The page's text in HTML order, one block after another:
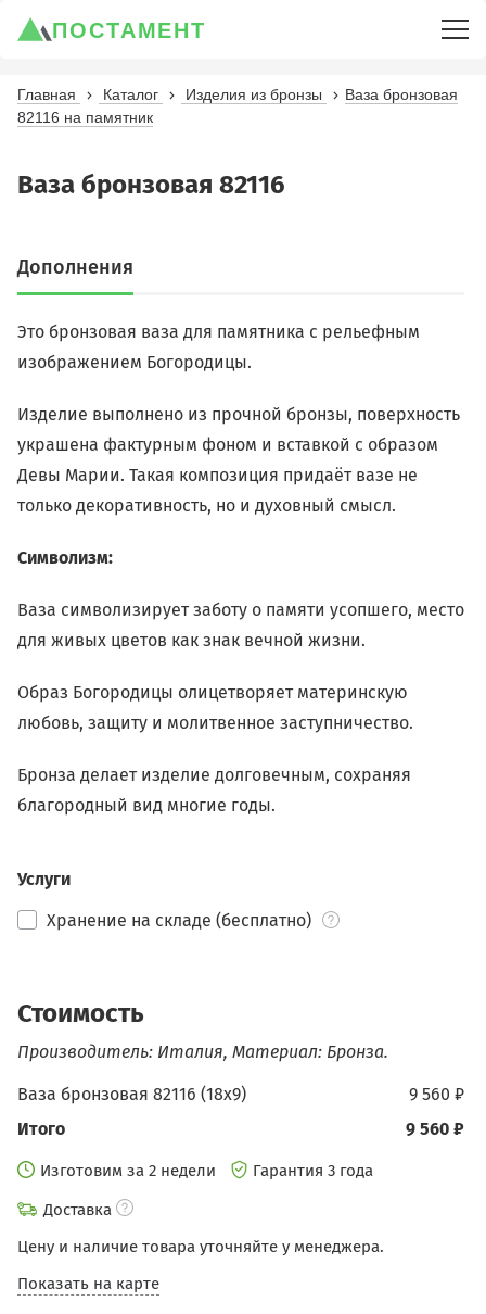
ПОСТАМЕНТ
Главная Каталог Изделия из бронзы
Ваза бронзовая
82116 на памятник
Ваза бронзовая 82116
Дополнения
Это бронзовая ваза для памятника с рельефным
изображением Богородицы.
Изделие выполнено из прочной бронзы, поверхность
украшена фактурным фоном и вставкой с образом
Девы Марии. Такая композиция придаёт вазе не
только декоративность, но и духовный смысл.
Символизм:
Ваза символизирует заботу о памяти усопшего, место
для живых цветов как знак вечной жизни.
Образ Богородицы олицетворяет материнскую
любовь, защиту и молитвенное заступничество.
Бронза делает изделие долговечным, сохраняя
благородный вид многие годы.
Услуги
Хранение на складе (бесплатно)
Стоимость
Производитель: Италия, Материал: Бронза.
9 560 ₽
Ваза бронзовая 82116 (18х9)
9 560 ₽
Итого
Изготовим за 2 недели
Гарантия 3 года
Доставка
Цену и наличие товара уточняйте у менеджера.
Показать на карте